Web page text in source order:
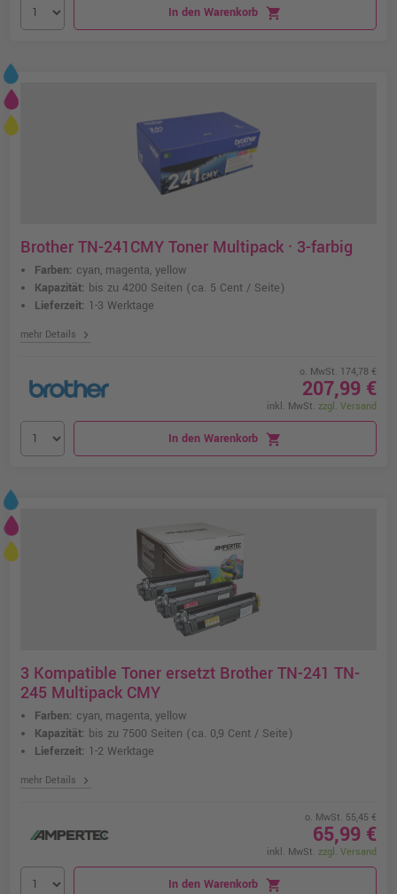
In den Warenkorb shopping_cart
Brother TN-241CMY Toner Multipack · 3-farbig
Farben: cyan, magenta, yellow
Kapazität: bis zu 4200 Seiten (ca. 5 Cent / Seite)
Lieferzeit: 1-3 Werktage
mehr Details chevron_right
o. MwSt. 174,78 €
207,99 €
inkl. MwSt. zzgl. Versand
In den Warenkorb shopping_cart
3 Kompatible Toner ersetzt Brother TN-241 TN-
245 Multipack CMY
Farben: cyan, magenta, yellow
Kapazität: bis zu 7500 Seiten (ca. 0,9 Cent / Seite)
Lieferzeit: 1-2 Werktage
mehr Details chevron_right
o. MwSt. 55,45 €
65,99 €
inkl. MwSt. zzgl. Versand
In den Warenkorb shopping_cart